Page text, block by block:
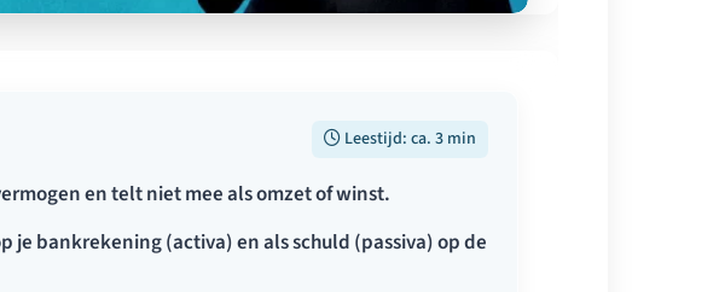
Leestijd: ca. 3 min
en telt niet mee als omzet of winst.
je bankrekening (activa) en als schuld (passiva) op de